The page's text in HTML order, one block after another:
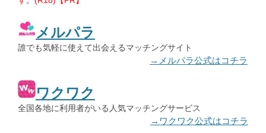
メルパラ
誰でも気軽に使えて出会えるマッチングサイト
→メルパラ公式はコチラ
ワクワク
全国各地に利用者がいる人気マッチングサービス
→ワクワク公式はコチラ